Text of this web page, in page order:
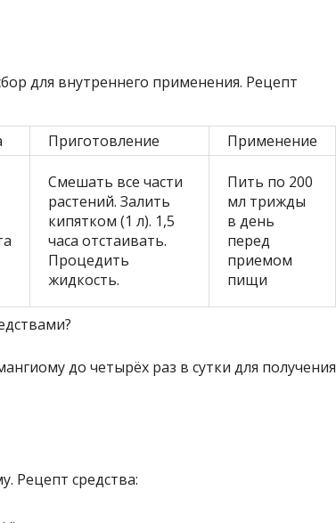
для внутреннего применения. Рецепт
Приготовление Применение
Смешать все части
растений. Залить
кипятком (1 л). 1,5
часа отстаивать.
Процедить
жидкость.
Пить по 200
мл трижды
в день
перед
приемом
пищи
до четырёх раз в сутки для получения
Рецепт средства: